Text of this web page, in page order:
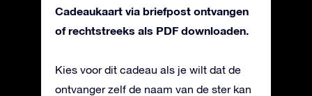
Cadeaukaart via briefpost ontvangen
of rechtstreeks als PDF downloaden.
Kies voor dit cadeau als je wilt dat de
ontvanger zelf de naam van de ster kan